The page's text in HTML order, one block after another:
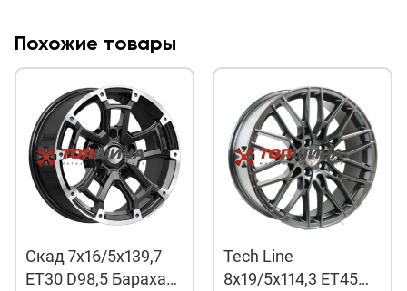
Похожие товары
Скад 7x16/5x139,7
ET30 D98,5 Барахас
Tech Line
8x19/5x114,3 ET45